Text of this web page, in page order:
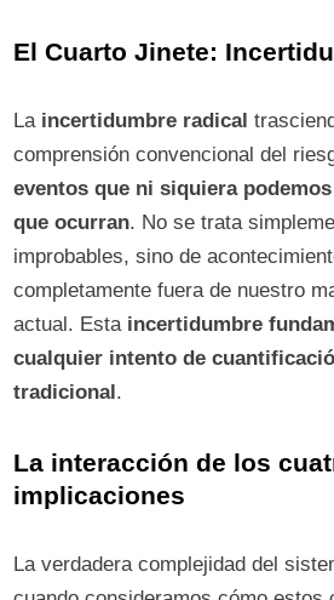
El Cuarto Jinete:
La incertidumbre radical
comprensión convencional del
eventos que ni siquiera
que ocurran. No se trata
improbables, sino de
completamente fuera de nuestro
actual. Esta incertidumbre
cualquier intento de
tradicional .
La interacción de los
implicaciones
La verdadera complejidad del